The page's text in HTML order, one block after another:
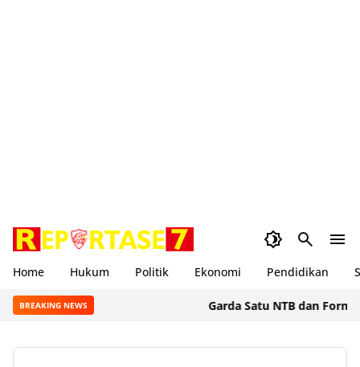
Home Hukum Politik Ekonomi Pendidikan
BREAKING NEWS Garda Satu NTB dan Formal